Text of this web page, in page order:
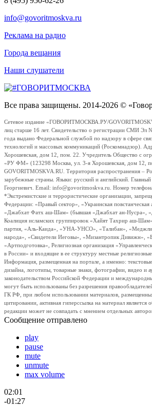
info@govoritmoskva.ru
Реклама на радио
Города вещания
Наши слушатели
Все права защищены. 2014-2026 ©
Сетевое издание «ГОВОРИТМОСКВА.РУ/
лиц старше 16 лет. Свидетельство о регистрации СМИ
года выдано Федеральной службой по надзору в сфере
технологий и массовых коммуникаций (Роскомнадзор).
Хорошевская, дом 12, пом. 22. Учредитель Общество с
«РУ ФМ» (123298 Москва, ул. 3-я Хорошевская, дом 12,
GOVORITMOSKVA.RU. Территория распространения –
зарубежные страны. Языки: русский и английский.
Георгиевич. Email: info@govoritmoskva.ru. Номер
*Экстремистские и террористические организации,
Федерации: «Правый сектор», «Украинская
«Джабхат Фатх аш-Шам» (бывшая «Джабхат ан-Нусра»,
Коалиция исламских группировок «Хайят Тахрир аш-
партия, «Аль-Каида», «УНА-УНСО», «Талибан», «Меджлис
народа», «Свидетели Иеговы», «Мизантропик Дивижн»,
«Артподготовка», Религиозная организация
в России» и входящие в ее структуру местные религиозные
Информация, размещенная на портале, а именно:
дизайна, логотипы, товарные знаки, фотографии, видео и
законодательством Российской Федерации и
могут быть использованы без разрешения
ГК РФ, при любом использовании материалов,
цитировании, активная гиперссылка на материал является
редакции может не совпадать с мнением отдельных
Сообщение отправлено
play
pause
mute
unmute
max volume
02:01
-01:27